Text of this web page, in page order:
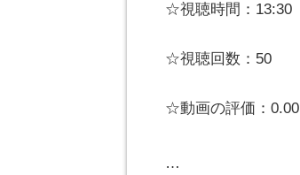
☆視聴時間：13:30
☆視聴回数：50
☆動画の評価：0.00
…